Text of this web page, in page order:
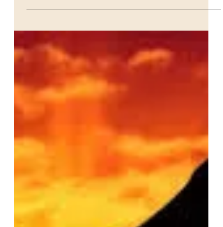
philosophique jusqu'à son
accomplissement...